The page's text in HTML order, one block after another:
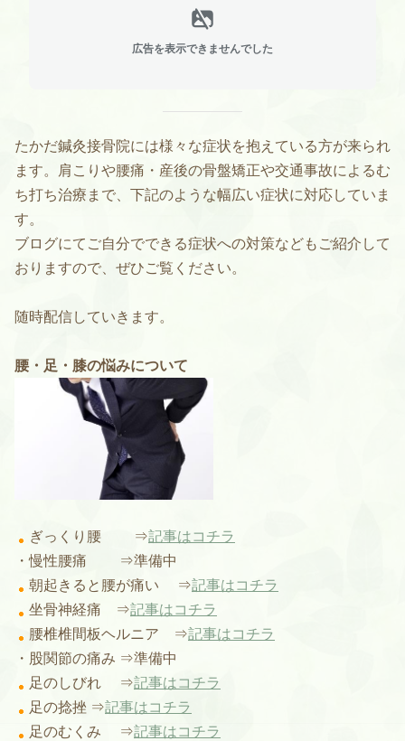
広告を表示できませんでした
たかだ鍼灸接骨院には様々な症状を抱えている方が来られ
ます。肩こりや腰痛・産後の骨盤矯正や交通事故によるむ
ち打ち治療まで、下記のような幅広い症状に対応していま
す。
ブログにてご自分でできる症状への対策などもご紹介して
おりますので、ぜひご覧ください。
随時配信していきます。
腰・足・膝の悩みについて
ぎっくり腰 ⇒記事はコチラ
・慢性腰痛 ⇒準備中
朝起きると腰が痛い ⇒記事はコチラ
坐骨神経痛 ⇒記事はコチラ
腰椎椎間板ヘルニア ⇒記事はコチラ
・股関節の痛み ⇒準備中
足のしびれ ⇒記事はコチラ
足の捻挫 ⇒記事はコチラ
足のむくみ ⇒記事はコチラ